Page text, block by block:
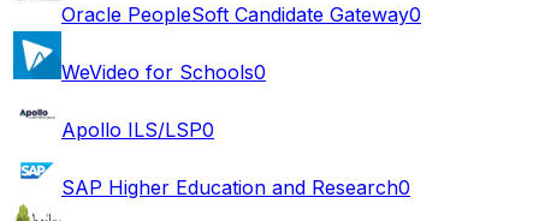
Oracle PeopleSoft Candidate Gateway0
WeVideo for Schools0
Apollo ILS/LSP0
SAP Higher Education and Research0